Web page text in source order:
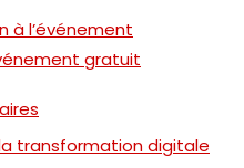
à l’événement
gratuit
transformation digitale